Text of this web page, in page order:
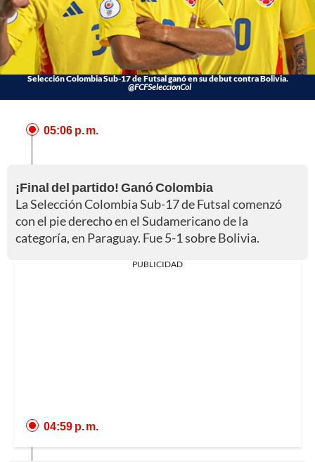
Selección Colombia Sub-17 de Futsal ganó en su debut contra Bolivia.
@FCFSeleccionCol
05:06 p. m.
¡Final del partido! Ganó Colombia
La Selección Colombia Sub-17 de Futsal comenzó
con el pie derecho en el Sudamericano de la
categoría, en Paraguay. Fue 5-1 sobre Bolivia.
PUBLICIDAD
04:59 p. m.